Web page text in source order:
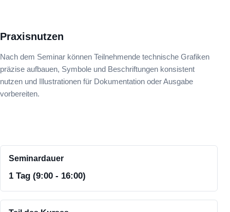
Praxisnutzen
Nach dem Seminar können Teilnehmende technische Grafiken
präzise aufbauen, Symbole und Beschriftungen konsistent
nutzen und Illustrationen für Dokumentation oder Ausgabe
vorbereiten.
Seminardauer
1 Tag (9:00 - 16:00)